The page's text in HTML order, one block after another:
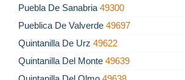
Puebla De Sanabria 49300
Pueblica De Valverde 49697
Quintanilla De Urz 49622
Quintanilla Del Monte 49639